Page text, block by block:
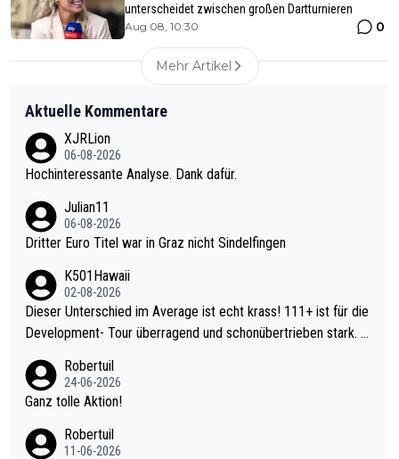
unterscheidet zwischen großen Dartturnieren
Aug 08, 10:30 0
Mehr Artikel
Aktuelle Kommentare
XJRLion
06-08-2026
Hochinteressante Analyse. Dank dafür.
Julian11
06-08-2026
Dritter Euro Titel war in Graz nicht Sindelfingen
K501Hawaii
02-08-2026
Dieser Unterschied im Average ist echt krass! 111+ ist für die
Development- Tour überragend und schonübertrieben stark. U
mal 40+ erst recht. Da gewinnst keinen Blumentopf - ist ja noc
h krasser wie ein Pokalspiel eines Kreisligisten vs einem Bund
Robertuil
24-06-2026
Ganz tolle Aktion!
Robertuil
11-06-2026